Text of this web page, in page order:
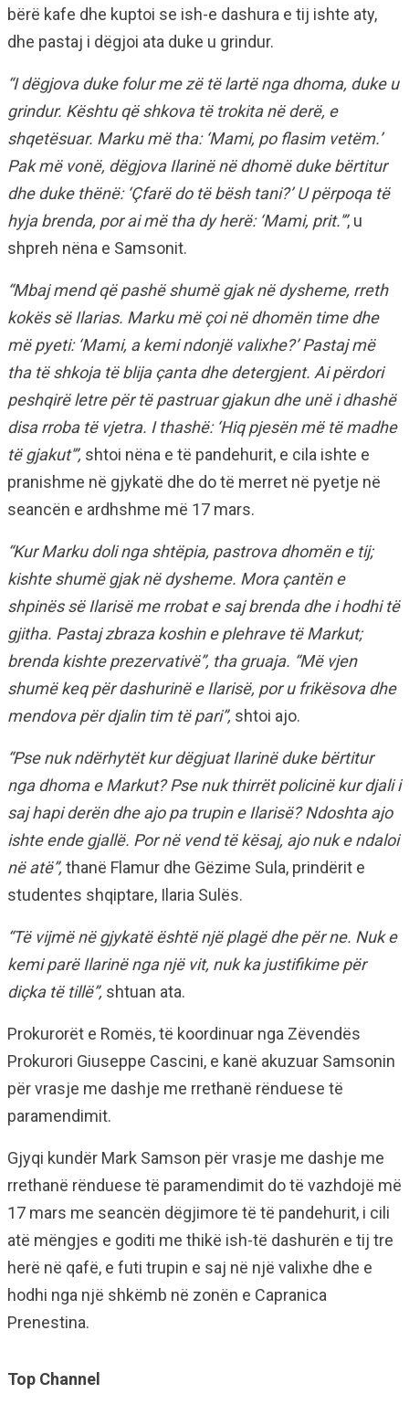
bërë kafe dhe kuptoi se ish-e dashura e tij ishte aty,
dhe pastaj i dëgjoi ata duke u grindur.
“I dëgjova duke folur me zë të lartë nga dhoma, duke u
grindur. Kështu që shkova të trokita në derë, e
shqetësuar. Marku më tha: ‘Mami, po flasim vetëm.’
Pak më vonë, dëgjova Ilarinë në dhomë duke bërtitur
dhe duke thënë: ‘Çfarë do të bësh tani?’ U përpoqa të
hyja brenda, por ai më tha dy herë: ‘Mami, prit.'”, u
shpreh nëna e Samsonit.
“Mbaj mend që pashë shumë gjak në dysheme, rreth
kokës së Ilarias. Marku më çoi në dhomën time dhe
më pyeti: ‘Mami, a kemi ndonjë valixhe?’ Pastaj më
tha të shkoja të blija çanta dhe detergjent. Ai përdori
peshqirë letre për të pastruar gjakun dhe unë i dhashë
disa rroba të vjetra. I thashë: ‘Hiq pjesën më të madhe
të gjakut'”, shtoi nëna e të pandehurit, e cila ishte e
pranishme në gjykatë dhe do të merret në pyetje në
seancën e ardhshme më 17 mars.
“Kur Marku doli nga shtëpia, pastrova dhomën e tij;
kishte shumë gjak në dysheme. Mora çantën e
shpinës së Ilarisë me rrobat e saj brenda dhe i hodhi të
gjitha. Pastaj zbraza koshin e plehrave të Markut;
brenda kishte prezervativë”, tha gruaja. “Më vjen
shumë keq për dashurinë e Ilarisë, por u frikësova dhe
mendova për djalin tim të pari”, shtoi ajo.
“Pse nuk ndërhytët kur dëgjuat Ilarinë duke bërtitur
nga dhoma e Markut? Pse nuk thirrët policinë kur djali i
saj hapi derën dhe ajo pa trupin e Ilarisë? Ndoshta ajo
ishte ende gjallë. Por në vend të kësaj, ajo nuk e ndaloi
në atë”, thanë Flamur dhe Gëzime Sula, prindërit e
studentes shqiptare, Ilaria Sulës.
“Të vijmë në gjykatë është një plagë dhe për ne. Nuk e
kemi parë Ilarinë nga një vit, nuk ka justifikime për
diçka të tillë”, shtuan ata.
Prokurorët e Romës, të koordinuar nga Zëvendës
Prokurori Giuseppe Cascini, e kanë akuzuar Samsonin
për vrasje me dashje me rrethanë rënduese të
paramendimit.
Gjyqi kundër Mark Samson për vrasje me dashje me
rrethanë rënduese të paramendimit do të vazhdojë më
17 mars me seancën dëgjimore të të pandehurit, i cili
atë mëngjes e goditi me thikë ish-të dashurën e tij tre
herë në qafë, e futi trupin e saj në një valixhe dhe e
hodhi nga një shkëmb në zonën e Capranica
Prenestina.
Top Channel